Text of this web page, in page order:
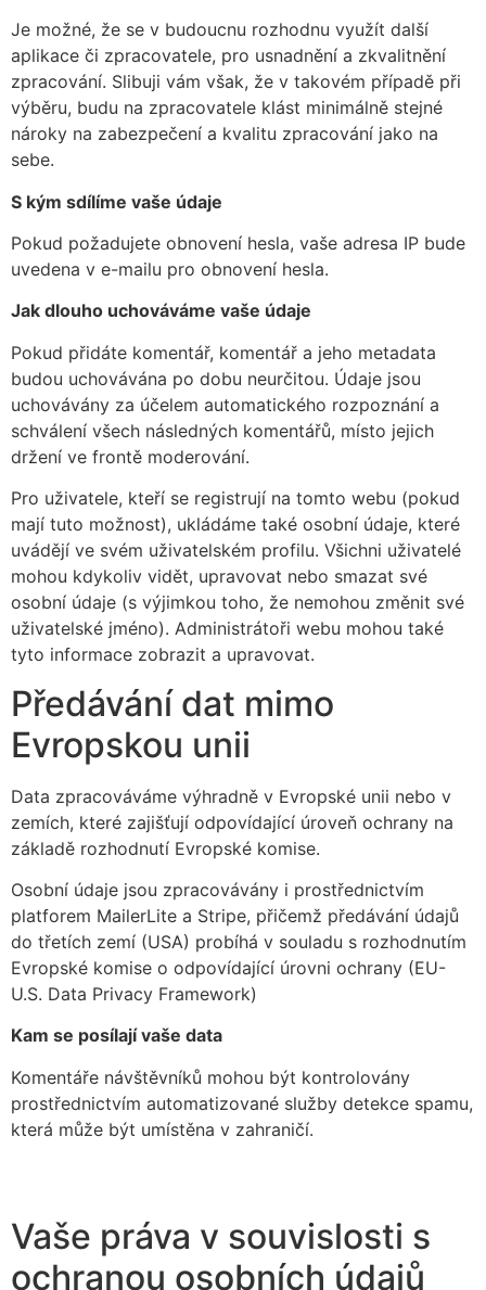
Je možné, že se v budoucnu rozhodnu využít další
aplikace či zpracovatele, pro usnadnění a zkvalitnění
zpracování. Slibuji vám však, že v takovém případě při
výběru, budu na zpracovatele klást minimálně stejné
nároky na zabezpečení a kvalitu zpracování jako na
sebe.
S kým sdílíme vaše údaje
Pokud požadujete obnovení hesla, vaše adresa IP bude
uvedena v e-mailu pro obnovení hesla.
Jak dlouho uchováváme vaše údaje
Pokud přidáte komentář, komentář a jeho metadata
budou uchovávána po dobu neurčitou. Údaje jsou
uchovávány za účelem automatického rozpoznání a
schválení všech následných komentářů, místo jejich
držení ve frontě moderování.
Pro uživatele, kteří se registrují na tomto webu (pokud
mají tuto možnost), ukládáme také osobní údaje, které
uvádějí ve svém uživatelském profilu. Všichni uživatelé
mohou kdykoliv vidět, upravovat nebo smazat své
osobní údaje (s výjimkou toho, že nemohou změnit své
uživatelské jméno). Administrátoři webu mohou také
tyto informace zobrazit a upravovat.
Předávání dat mimo
Evropskou unii
Data zpracováváme výhradně v Evropské unii nebo v
zemích, které zajišťují odpovídající úroveň ochrany na
základě rozhodnutí Evropské komise.
Osobní údaje jsou zpracovávány i prostřednictvím
platforem MailerLite a Stripe, přičemž předávání údajů
do třetích zemí (USA) probíhá v souladu s rozhodnutím
Evropské komise o odpovídající úrovni ochrany (EU-
U.S. Data Privacy Framework)
Kam se posílají vaše data
Komentáře návštěvníků mohou být kontrolovány
prostřednictvím automatizované služby detekce spamu,
která může být umístěna v zahraničí.
Vaše práva v souvislosti s
ochranou osobních údajů